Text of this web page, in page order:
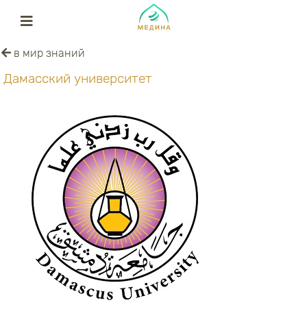
в мир знаний
Дамасский университет